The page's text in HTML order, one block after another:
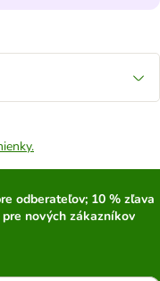
odberateľov; 10 % zľava
nových zákazníkov